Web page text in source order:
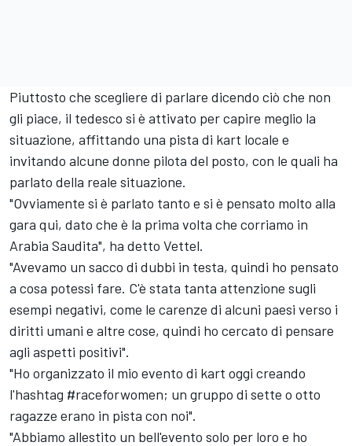
Piuttosto che scegliere di parlare dicendo ciò che non
gli piace, il tedesco si è attivato per capire meglio la
situazione, affittando una pista di kart locale e
invitando alcune donne pilota del posto, con le quali ha
parlato della reale situazione.
"Ovviamente si è parlato tanto e si è pensato molto alla
gara qui, dato che è la prima volta che corriamo in
Arabia Saudita", ha detto Vettel.
"Avevamo un sacco di dubbi in testa, quindi ho pensato
a cosa potessi fare. C'è stata tanta attenzione sugli
esempi negativi, come le carenze di alcuni paesi verso i
diritti umani e altre cose, quindi ho cercato di pensare
agli aspetti positivi".
"Ho organizzato il mio evento di kart oggi creando
l'hashtag #raceforwomen; un gruppo di sette o otto
ragazze erano in pista con noi".
"Abbiamo allestito un bell'evento solo per loro e ho